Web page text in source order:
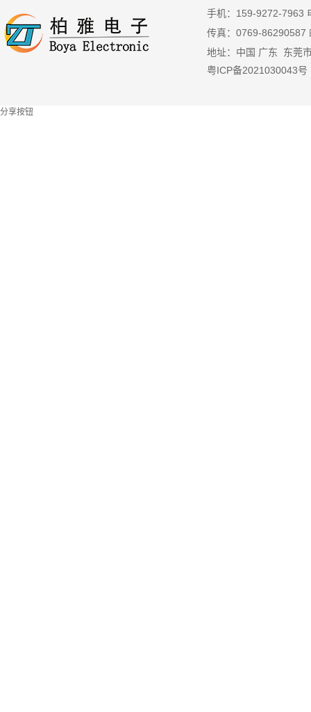
手机：159-9272-7963
传真： 0769-86290587
地址：中国 广东 东莞
粤ICP备2021030043号
分享按钮